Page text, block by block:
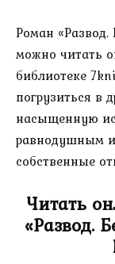
Роман «Развод.
можно читать
библиотеке
погрузиться в
насыщенную
равнодушным
собственные
Читать
«Развод.